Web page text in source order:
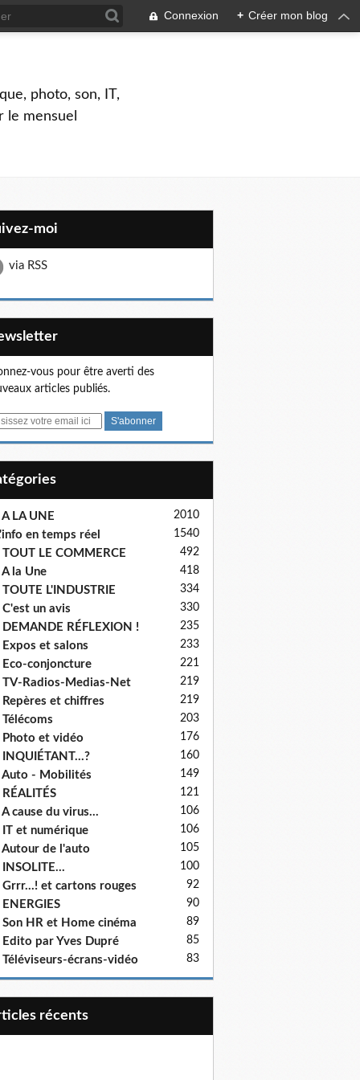
Connexion + Créer mon blog
photo, son, IT,
le mensuel
moi
via RSS
vous pour être averti des
articles publiés.
LA UNE 2010
en temps réel 1540
LE COMMERCE 492
la Une 418
L'INDUSTRIE 334
un avis 330
RÉFLEXION ! 235
et salons 233
conjoncture 221
Radios-Medias-Net 219
et chiffres 219
203
et vidéo 176
160
Auto - Mobilités 149
121
cause du virus... 106
et numérique 106
de l'auto 105
100
et cartons rouges 92
90
HR et Home cinéma 89
par Yves Dupré 85
écrans-vidéo 83
récents